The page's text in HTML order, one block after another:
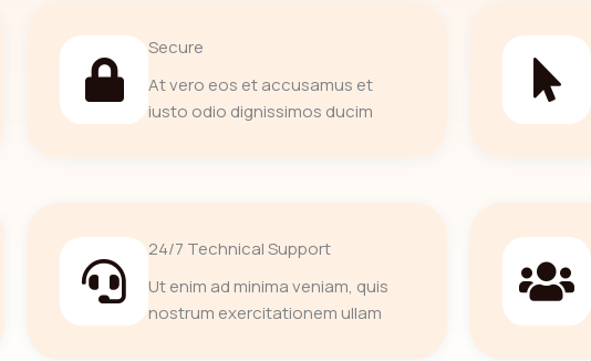
Secure
At vero eos et accusamus et
iusto odio dignissimos ducim
24/7 Technical Support
Ut enim ad minima veniam, quis
nostrum exercitationem ullam